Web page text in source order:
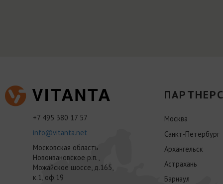
+7 495 380 17 57
info@vitanta.net
Московская область
Новоивановское р.п.,
Можайское шоссе, д.165,
к.1, оф.19
Москва
Санкт-Петербург
Архангельск
Астрахань
Барнаул